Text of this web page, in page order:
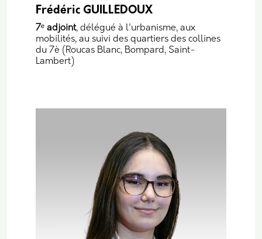
Frédéric GUILLEDOUX
7ᵉ adjoint, délégué à l'urbanisme, aux
mobilités, au suivi des quartiers des collines
du 7è (Roucas Blanc, Bompard, Saint-
Lambert)